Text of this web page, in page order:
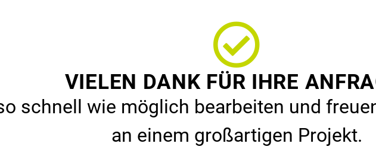
VIELEN DANK FÜR IHRE
schnell wie möglich bearbeiten und
an einem großartigen Projekt.